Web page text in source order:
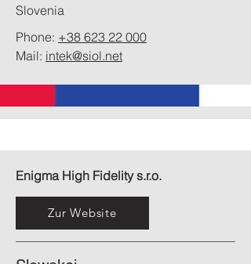
Slovenia
Phone: +38 623 22 000
Mail: intek@siol.net
Enigma High Fidelity s.r.o.
Zur Website